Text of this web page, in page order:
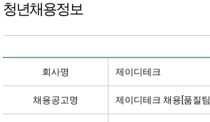
청년채용정보
회사명 제이디테크
채용공고명 제이디테크 채용[품질팀]